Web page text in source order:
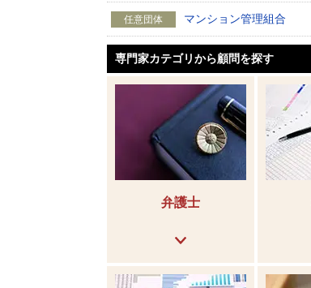
任意団体 マンション管理組合
専門家カテゴリから顧問を探す
弁護士